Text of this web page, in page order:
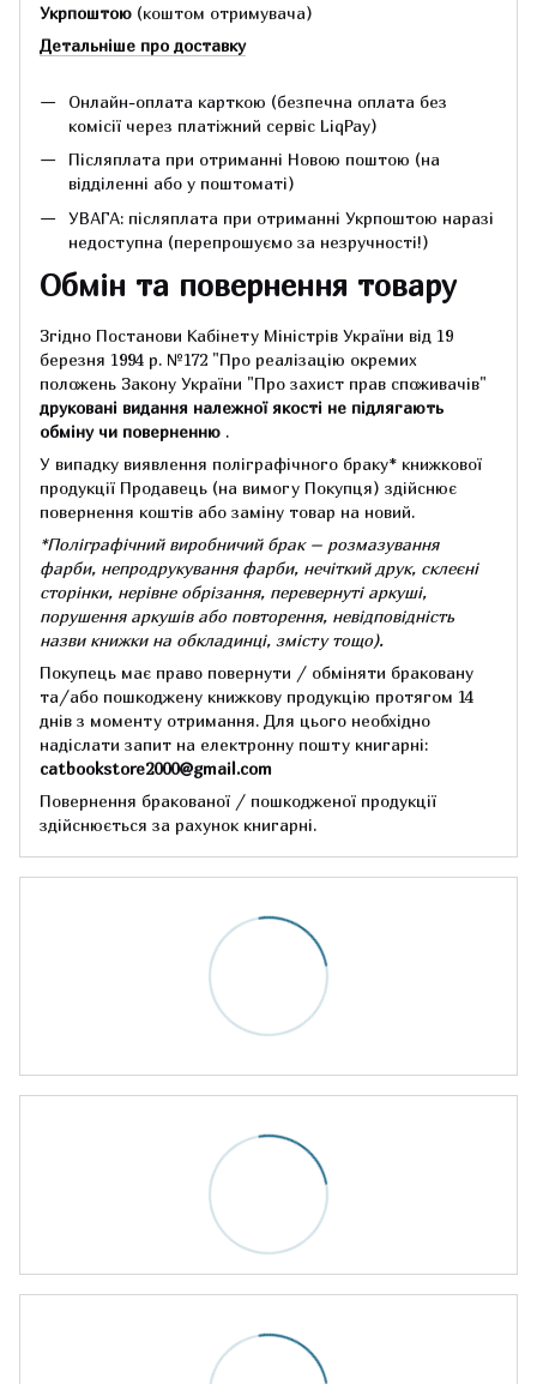
Укрпоштою (коштом отримувача)
Детальніше про доставку
Онлайн-оплата карткою (безпечна оплата без
комісії через платіжний сервіс LiqPay)
Післяплата при отриманні Новою поштою (на
відділенні або у поштоматі)
УВАГА: післяплата при отриманні Укрпоштою наразі
недоступна (перепрошуємо за незручності!)
Обмін та повернення товару
Згідно Постанови Кабінету Міністрів України від 19
березня 1994 р. №172 "Про реалізацію окремих
положень Закону України "Про захист прав споживачів"
друковані видання належної якості не підлягають
обміну чи поверненню .
У випадку виявлення поліграфічного браку* книжкової
продукції Продавець (на вимогу Покупця) здійснює
повернення коштів або заміну товар на новий.
*Поліграфічний виробничий брак – розмазування
фарби, непродрукування фарби, нечіткий друк, склеєні
сторінки, нерівне обрізання, перевернуті аркуші,
порушення аркушів або повторення, невідповідність
назви книжки на обкладинці, змісту тощо).
Покупець має право повернути / обміняти браковану
та/або пошкоджену книжкову продукцію протягом 14
днів з моменту отримання. Для цього необхідно
надіслати запит на електронну пошту книгарні:
catbookstore2000@gmail.com
Повернення бракованої / пошкодженої продукції
здійснюється за рахунок книгарні.